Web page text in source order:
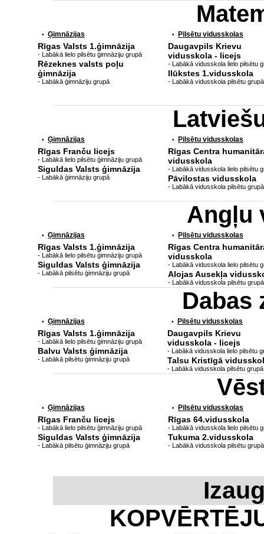
• Ģimnāzijas
Rīgas Valsts 1.ģimnāzija
- Labākā lielo pilsētu ģimnāziju grupā
Rēzeknes valsts poļu
ģimnāzija
- Labākā ģimnāziju grupā
• Pilsētu vidusskolas
Daugavpils Krievu
vidusskola - licejs
- Labākā vidusskola lielo pilsētu
Ilūkstes 1.vidusskola
- Labākā vidusskola pilsētu grupā
• Ģimnāzijas
Rīgas Franču licejs
- Labākā lielo pilsētu ģimnāziju grupā
Siguldas Valsts ģimnāzija
- Labākā ģimnāziju grupā
• Pilsētu vidusskolas
Rīgas Centra
vidusskola
- Labākā vidusskola lielo pilsētu
Pāvilostas vidusskola
- Labākā vidusskola pilsētu grupā
Angļu
• Ģimnāzijas
Rīgas Valsts 1.ģimnāzija
- Labākā lielo pilsētu ģimnāziju grupā
Siguldas Valsts ģimnāzija
- Labākā pilsētu ģimnāziju grupā
• Pilsētu vidusskolas
Rīgas Centra
vidusskola
- Labākā vidusskola lielo pilsētu
Alojas Ausekļa
- Labākā vidusskola pilsētu grupā
Dabas
• Ģimnāzijas
Rīgas Valsts 1.ģimnāzija
- Labākā lielo pilsētu ģimnāziju grupā
Balvu Valsts ģimnāzija
- Labākā pilsētu ģimnāziju grupā
• Pilsētu vidusskolas
Daugavpils Krievu
vidusskola - licejs
- Labākā vidusskola lielo pilsētu
Talsu Kristīgā
- Labākā vidusskola pilsētu grupā
• Ģimnāzijas
Rīgas Franču licejs
- Labākā lielo pilsētu ģimnāziju grupā
Siguldas Valsts ģimnāzija
- Labākā pilsētu ģimnāziju grupā
• Pilsētu vidusskolas
Rīgas 64.vidusskola
- Labākā vidusskola lielo pilsētu
Tukuma 2.vidusskola
- Labākā vidusskola pilsētu grupā